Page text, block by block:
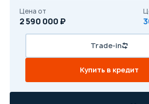
Цена от
2 590 000 ₽
Trade-in
Купить в кредит